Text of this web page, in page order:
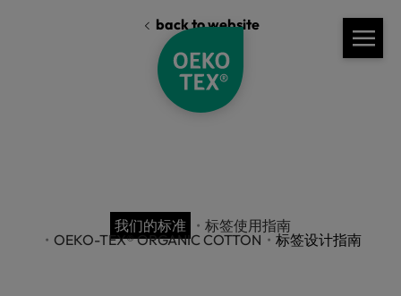
back to website
我们的标准
标签使用指南
OEKO-TEX® ORGANIC COTTON
标签设计指南